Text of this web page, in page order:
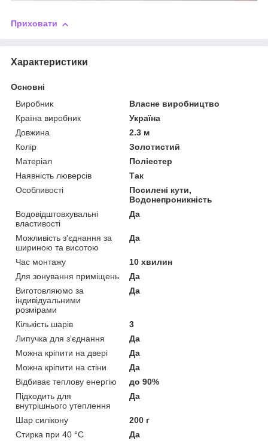
Приховати
Характеристики
Основні
Виробник
Власне виробництво
Країна виробник
Україна
Довжина
2.3 м
Колір
Золотистий
Матеріал
Поліестер
Наявність люверсів
Так
Особливості
Посилені кути,
Водонепроникність
Водовідштовхувальні
властивості
Да
Можливість з'єднання за
шириною та висотою
Да
Час монтажу
10 хвилин
Для зонування приміщень
Да
Виготовляюмо за
індивідуальними
розмірами
Да
Кількість шарів
3
Липучка для з'єднання
Да
Можна кріпити на двері
Да
Можна кріпити на стіни
Да
Відбиває теплову енергію
до 90%
Підходить для
внутрішнього утеплення
Да
Шар силікону
200 г
Стирка при 40 °C
Да